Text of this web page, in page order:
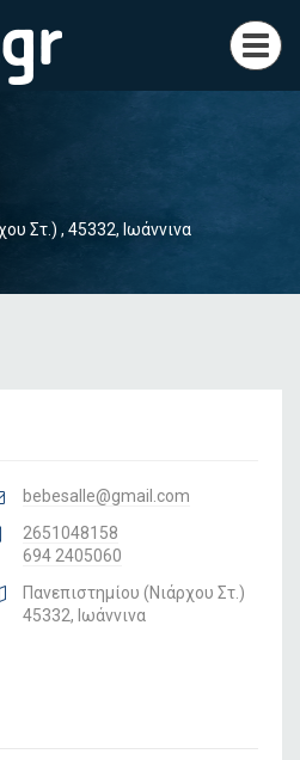
Στ.) , 45332, Ιωάννινα
bebesalle@gmail.com
2651048158
694 2405060
Πανεπιστημίου (Νιάρχου Στ.)
45332, Ιωάννινα